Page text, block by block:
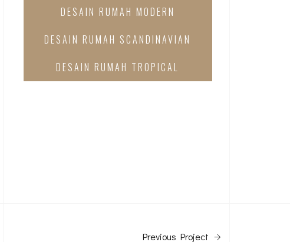
DESAIN RUMAH MODERN
DESAIN RUMAH SCANDINAVIAN
DESAIN RUMAH TROPICAL
Previous Project